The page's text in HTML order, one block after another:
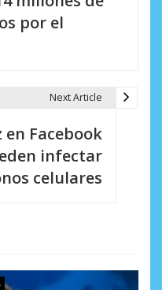
por el
Next Article
en Facebook
infectar
celulares